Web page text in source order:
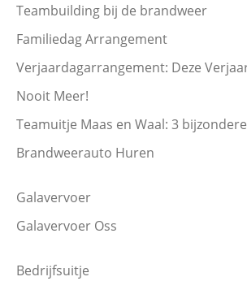
Teambuilding bij de brandweer
Familiedag Arrangement
Verjaardagarrangement: Deze
Nooit Meer!
Teamuitje Maas en Waal: 3
Brandweerauto Huren
Galavervoer
Galavervoer Oss
Bedrijfsuitje